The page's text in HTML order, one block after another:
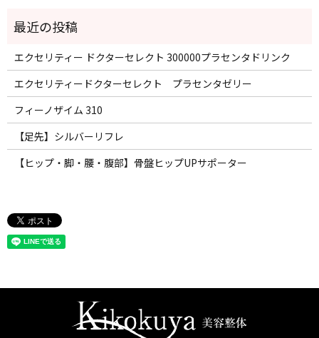
エクセリティー ドクターセレクト 300000プラセンタドリンク
エクセリティードクターセレクト プラセンタゼリー
フィーノザイム 310
【足先】シルバーリフレ
【ヒップ・脚・腰・腹部】骨盤ヒップUPサポーター